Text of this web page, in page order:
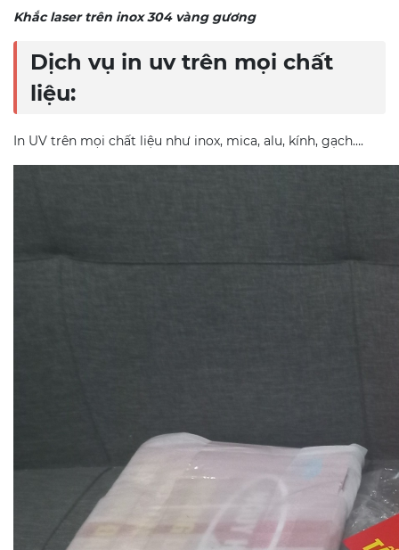
Khắc laser trên inox 304 vàng gương
Dịch vụ in uv trên mọi chất
liệu:
In UV trên mọi chất liệu như inox, mica, alu, kính, gạch….